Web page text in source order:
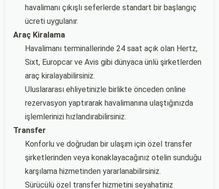
havalimanı çıkışlı seferlerde standart bir başlangıç
ücreti uygulanır.
Araç Kiralama
Havalimanı terminallerinde 24 saat açık olan Hertz,
Sixt, Europcar ve Avis gibi dünyaca ünlü şirketlerden
araç kiralayabilirsiniz.
Uluslararası ehliyetinizle birlikte önceden online
rezervasyon yaptırarak havalimanına ulaştığınızda
işlemlerinizi hızlandırabilirsiniz.
Transfer
Konforlu ve doğrudan bir ulaşım için özel transfer
şirketlerinden veya konaklayacağınız otelin sunduğu
karşılama hizmetinden yararlanabilirsiniz.
Sürücülü özel transfer hizmetini seyahatiniz